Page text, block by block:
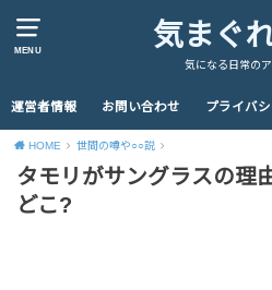
MENU 気まぐ
気になる日常の
運営者情報 お問い合わせ プライバ
HOME 世間の噂や○○説
タモリがサングラスの理
どこ?